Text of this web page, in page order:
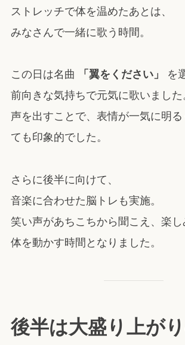
ストレッチで体を温めたあとは、
みなさんで一緒に歌う時間。
この日は名曲 「翼をください」
を
前向きな気持ちで元気に歌いました
声を出すことで、表情が一気に明る
ても印象的でした。
さらに後半に向けて、
音楽に合わせた脳トレも実施。
笑い声があちこちから聞こえ、楽し
体を動かす時間となりました。
後半は大盛り上が